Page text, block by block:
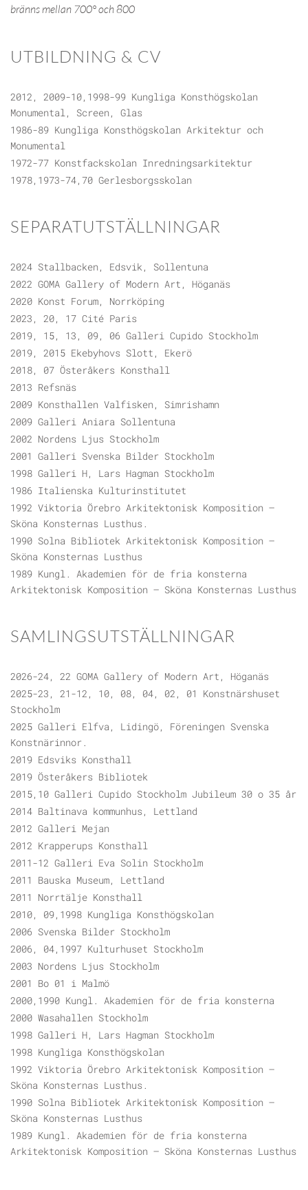
bränns mellan 700° och 800
UTBILDNING & CV
2012, 2009-10,1998-99 Kungliga Konsthögskolan
Monumental, Screen, Glas
1986-89 Kungliga Konsthögskolan Arkitektur och
Monumental
1972-77 Konstfackskolan Inredningsarkitektur
1978,1973-74,70 Gerlesborgsskolan
SEPARATUTSTÄLLNINGAR
2024 Stallbacken, Edsvik, Sollentuna
2022 GOMA Gallery of Modern Art, Höganäs
2020 Konst Forum, Norrköping
2023, 20, 17 Cité Paris
2019, 15, 13, 09, 06 Galleri Cupido Stockholm
2019, 2015 Ekebyhovs Slott, Ekerö
2018, 07 Österåkers Konsthall
2013 Refsnäs
2009 Konsthallen Valfisken, Simrishamn
2009 Galleri Aniara Sollentuna
2002 Nordens Ljus Stockholm
2001 Galleri Svenska Bilder Stockholm
1998 Galleri H, Lars Hagman Stockholm
1986 Italienska Kulturinstitutet
1992 Viktoria Örebro Arkitektonisk Komposition –
Sköna Konsternas Lusthus.
1990 Solna Bibliotek Arkitektonisk Komposition –
Sköna Konsternas Lusthus
1989 Kungl. Akademien för de fria konsterna
Arkitektonisk Komposition – Sköna Konsternas Lusthus
SAMLINGSUTSTÄLLNINGAR
2026-24, 22 GOMA Gallery of Modern Art, Höganäs
2025-23, 21-12, 10, 08, 04, 02, 01 Konstnärshuset
Stockholm
2025 Galleri Elfva, Lidingö, Föreningen Svenska
Konstnärinnor.
2019 Edsviks Konsthall
2019 Österåkers Bibliotek
2015,10 Galleri Cupido Stockholm Jubileum 30 o 35 år
2014 Baltinava kommunhus, Lettland
2012 Galleri Mejan
2012 Krapperups Konsthall
2011-12 Galleri Eva Solin Stockholm
2011 Bauska Museum, Lettland
2011 Norrtälje Konsthall
2010, 09,1998 Kungliga Konsthögskolan
2006 Svenska Bilder Stockholm
2006, 04,1997 Kulturhuset Stockholm
2003 Nordens Ljus Stockholm
2001 Bo 01 i Malmö
2000,1990 Kungl. Akademien för de fria konsterna
2000 Wasahallen Stockholm
1998 Galleri H, Lars Hagman Stockholm
1998 Kungliga Konsthögskolan
1992 Viktoria Örebro Arkitektonisk Komposition –
Sköna Konsternas Lusthus.
1990 Solna Bibliotek Arkitektonisk Komposition –
Sköna Konsternas Lusthus
1989 Kungl. Akademien för de fria konsterna
Arkitektonisk Komposition – Sköna Konsternas Lusthus